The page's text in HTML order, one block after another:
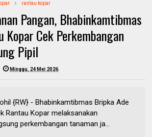
rantau kopar
Pangan, Bhabinkamtibmas
Kopar Cek Perkembangan
Pipil
Minggu, 24 Mei 2026
{RW} - Bhabinkamtibmas Bripka Ade
Rantau Kopar melaksanakan
perkembangan tanaman ja...